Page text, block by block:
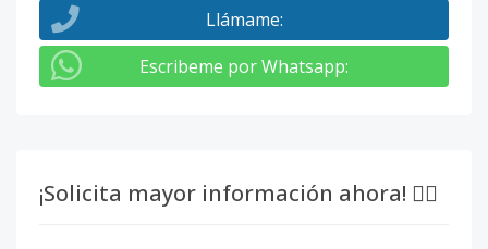
Llámame:
Escribeme por Whatsapp:
¡Solicita mayor información ahora! 👇🏽